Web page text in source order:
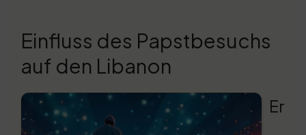
Einfluss des Papstbesuchs
auf den Libanon
Er